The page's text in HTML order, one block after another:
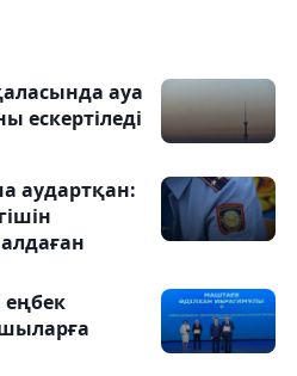
ауа
ескертіледі
аудартқан:
еңбек